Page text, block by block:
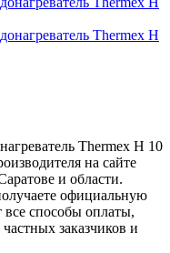
Thermex H 10
на сайте
и области.
официальную
способы оплаты,
заказчиков и